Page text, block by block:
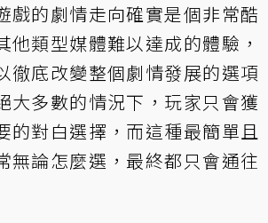
戲的劇情走向確實是個非常酷
他類型媒體難以達成的體驗，
徹底改變整個劇情發展的選項
大多數的情況下，玩家只會獲
的對白選擇，而這種最簡單且
無論怎麼選，最終都只會通往